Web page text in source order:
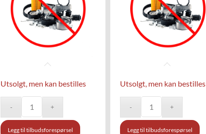
Utsolgt, men kan bestilles
Legg til tilbudsforespørsel
Utsolgt, men kan bestilles
Legg til tilbudsforespørsel